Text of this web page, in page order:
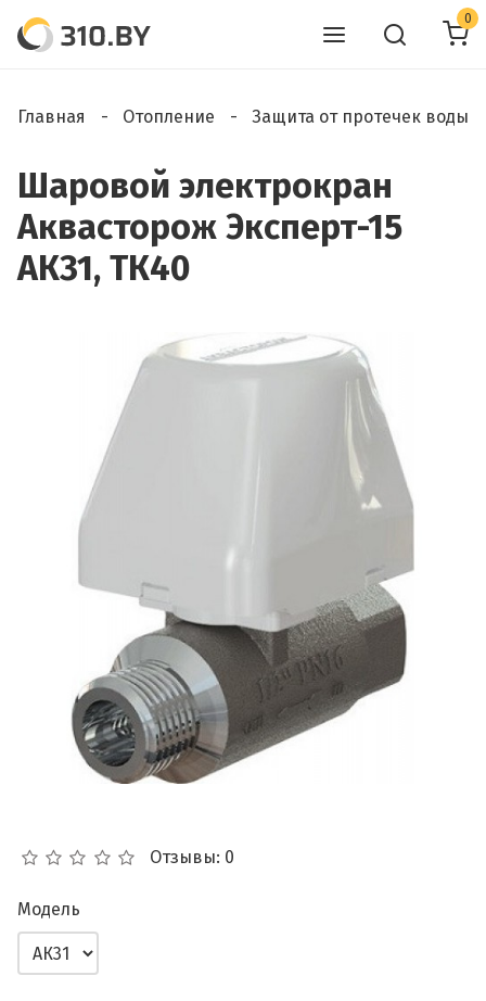
0
Главная Отопление Защита от протечек воды
Шаровой электрокран
Аквасторож Эксперт-15
АК31, ТК40
Отзывы: 0
Модель